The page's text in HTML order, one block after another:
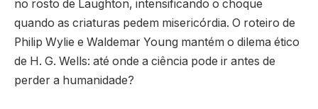
no rosto de Laughton, intensificando o choque
quando as criaturas pedem misericórdia. O roteiro de
Philip Wylie e Waldemar Young mantém o dilema ético
de H. G. Wells: até onde a ciência pode ir antes de
perder a humanidade?